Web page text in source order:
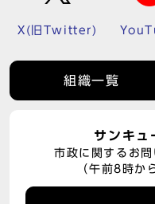
X(旧Twitter)
組織一覧
サンキュ
市政に関するお
（午前8時か